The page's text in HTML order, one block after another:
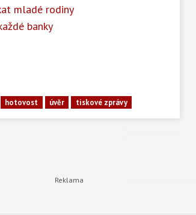
mladé rodiny
banky
hotovost úvěr tiskové zprávy